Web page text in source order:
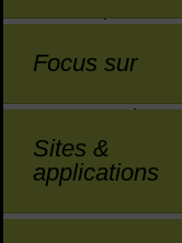
Focus sur
Sites &
applications
Complétez le
joindre les
Après
votre NUDE
comme
Adressez
l’attention de